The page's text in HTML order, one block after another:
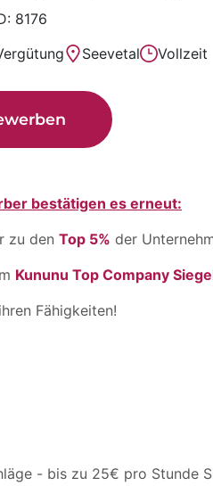
8176
Seevetal Vollzeit
bestätigen es erneut:
zu den Top 5% der
Kununu Top Company
Fähigkeiten!
- bis zu 25€ pro Stunde